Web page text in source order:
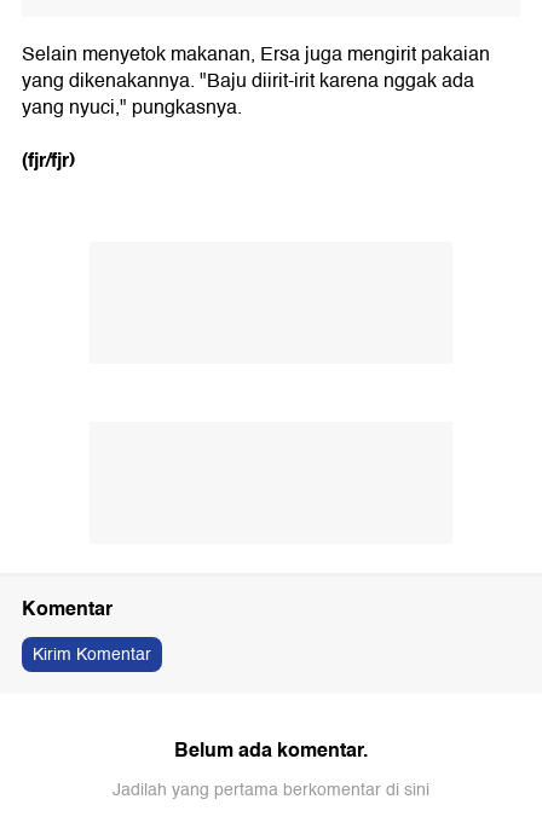
Selain menyetok makanan, Ersa juga mengirit pakaian
yang dikenakannya. "Baju diirit-irit karena nggak ada
yang nyuci," pungkasnya.
(fjr/fjr)
Komentar
Kirim Komentar
Belum ada komentar.
Jadilah yang pertama berkomentar di sini